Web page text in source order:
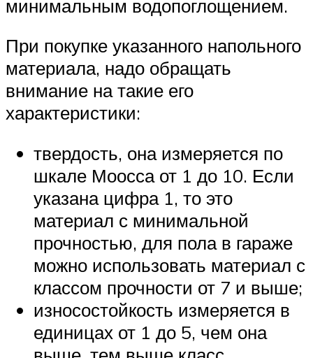
минимальным водопоглощением.
При покупке указанного напольного
материала, надо обращать
внимание на такие его
характеристики:
твердость, она измеряется по
шкале Моосса от 1 до 10. Если
указана цифра 1, то это
материал с минимальной
прочностью, для пола в гараже
можно использовать материал с
классом прочности от 7 и выше;
износостойкость измеряется в
единицах от 1 до 5, чем она